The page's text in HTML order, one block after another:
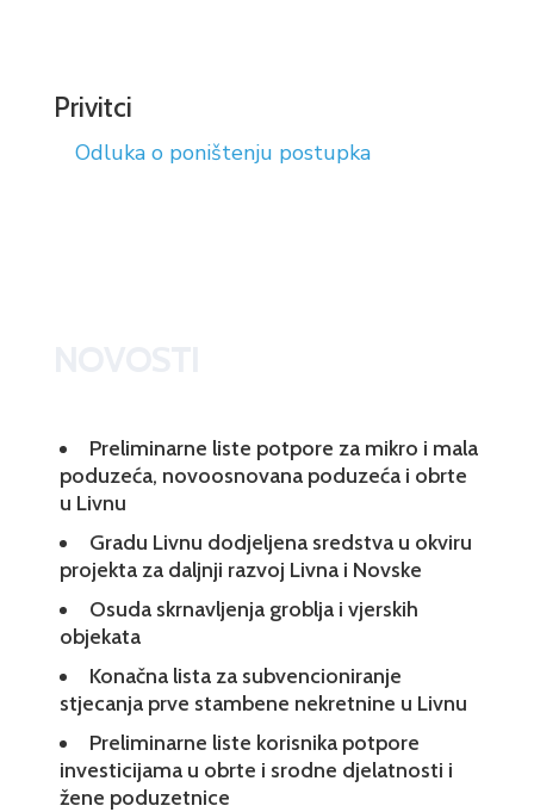
Privitci
Odluka o poništenju postupka
Preliminarne liste potpore za mikro i mala
poduzeća, novoosnovana poduzeća i obrte
u Livnu
Gradu Livnu dodjeljena sredstva u okviru
projekta za daljnji razvoj Livna i Novske
Osuda skrnavljenja groblja i vjerskih
objekata
Konačna lista za subvencioniranje
stjecanja prve stambene nekretnine u Livnu
Preliminarne liste korisnika potpore
investicijama u obrte i srodne djelatnosti i
žene poduzetnice